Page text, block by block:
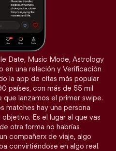
Date, Music Mode, Astrology
en una relación y Verificación
la app de citas más popular
países, con más de 55 mil
lanzamos el primer swipe.
matches hay una persona
Es el lugar al que vas
otra forma no habrías
compañerx de viaje, algo
convirtiéndose en algo real.